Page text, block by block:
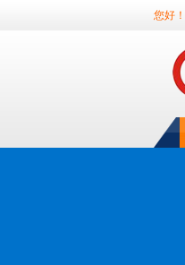
您好！